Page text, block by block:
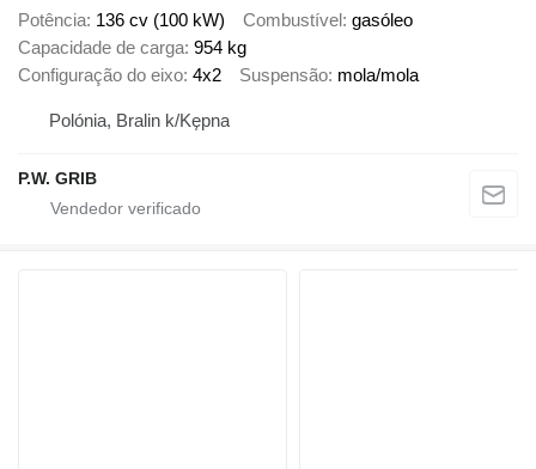
Potência 136 cv (100 kW) Combustível gasóleo
Capacidade de carga 954 kg
Configuração do eixo 4x2 Suspensão mola/mola
Polónia, Bralin k/Kępna
P.W. GRIB